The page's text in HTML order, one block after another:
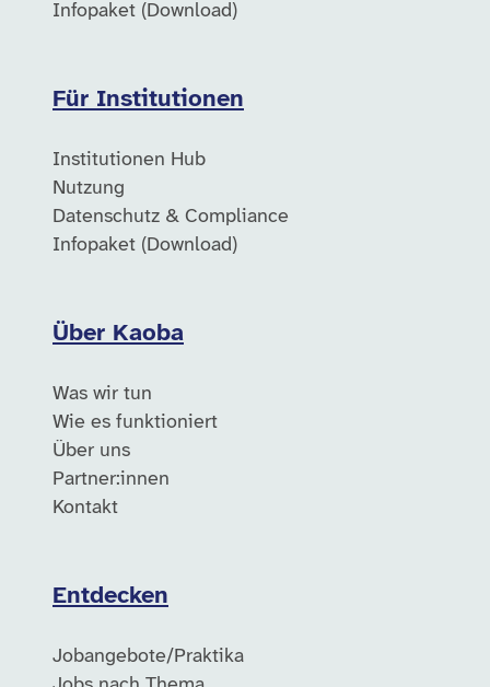
Infopaket (Download)
Für Institutionen
Institutionen Hub
Nutzung
Datenschutz & Compliance
Infopaket (Download)
Über Kaoba
Was wir tun
Wie es funktioniert
Über uns
Partner:innen
Kontakt
Entdecken
Jobangebote/Praktika